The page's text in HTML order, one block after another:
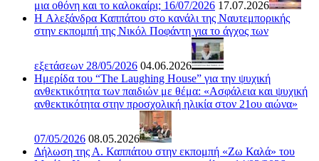
μια οθόνη και το καλοκαίρι; 16/07/2026 17.07.2026
H Αλεξάνδρα Καππάτου στο κανάλι της Ναυτεμπορικής
στην εκπομπή της Νικόλ Ποφάντη για το άγχος των
εξετάσεων 28/05/2026 04.06.2026
Ημερίδα του “The Laughing House” για την ψυχική
ανθεκτικότητα των παιδιών με θέμα: «Ασφάλεια και ψυχική
ανθεκτικότητα στην προσχολική ηλικία στον 21ου αιώνα»
07/05/2026 08.05.2026
Δήλωση της Α. Καππάτου στην εκπομπή «Ζω Καλά» του